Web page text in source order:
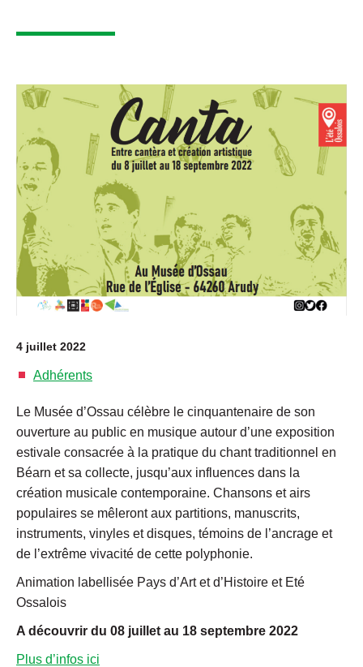
4 juillet 2022
Adhérents
Le Musée d’Ossau célèbre le cinquantenaire de son
ouverture au public en musique autour d’une exposition
estivale consacrée à la pratique du chant traditionnel en
Béarn et sa collecte, jusqu’aux influences dans la
création musicale contemporaine. Chansons et airs
populaires se mêleront aux partitions, manuscrits,
instruments, vinyles et disques, témoins de l’ancrage et
de l’extrême vivacité de cette polyphonie.
Animation labellisée Pays d’Art et d’Histoire et Eté
Ossalois
A découvrir du 08 juillet au 18 septembre 2022
Plus d’infos ici